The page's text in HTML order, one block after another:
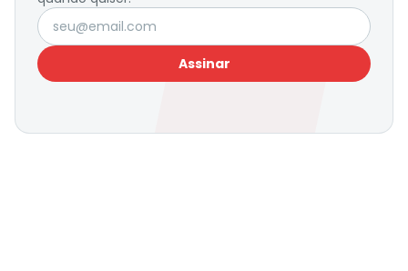
Seu e-mail
Assinar